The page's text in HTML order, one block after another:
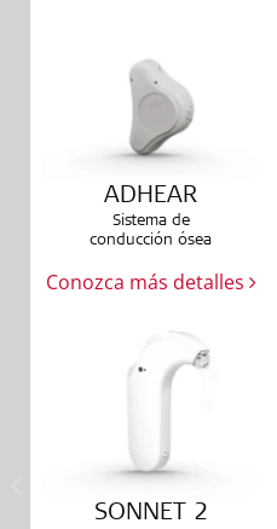
ADHEAR
Sistema de
conducción ósea
Conozca más detalles
SONNET 2